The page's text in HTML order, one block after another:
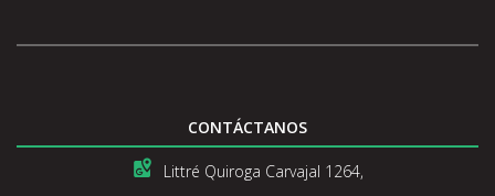
CONTÁCTANOS
Littré Quiroga Carvajal 1264,